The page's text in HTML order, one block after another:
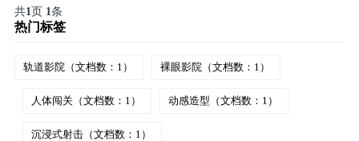
共1页 1条
热门标签
轨道影院（文档数：1） 裸眼影院（文档数：1）
人体闯关（文档数：1） 动感造型（文档数：1）
沉浸式射击（文档数：1）